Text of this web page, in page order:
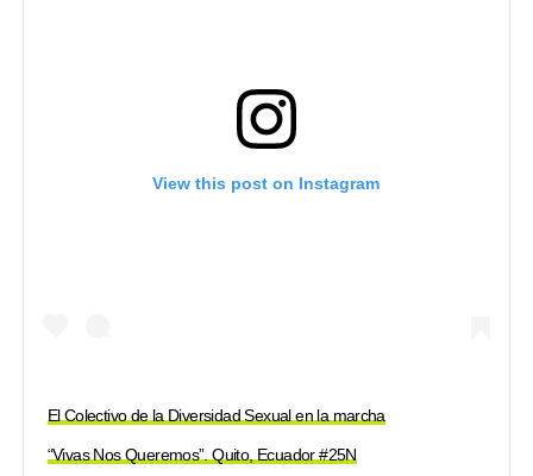
View this post on Instagram
El Colectivo de la Diversidad Sexual en la marcha
“Vivas Nos Queremos”. Quito, Ecuador #25N